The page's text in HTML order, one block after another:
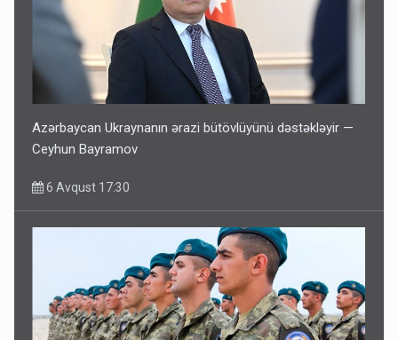
Azərbaycan Ukraynanın ərazi bütövlüyünü dəstəkləyir —
Ceyhun Bayramov
6 Avqust 17:30